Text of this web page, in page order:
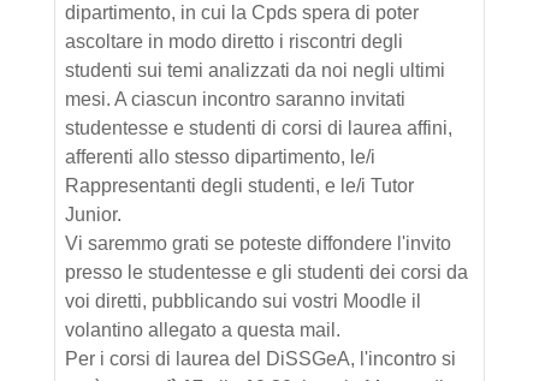
dipartimento, in cui la Cpds spera di poter
ascoltare in modo diretto i riscontri degli
studenti sui temi analizzati da noi negli ultimi
mesi. A ciascun incontro saranno invitati
studentesse e studenti di corsi di laurea affini,
afferenti allo stesso dipartimento, le/i
Rappresentanti degli studenti, e le/i Tutor
Junior.
Vi saremmo grati se poteste diffondere l'invito
presso le studentesse e gli studenti dei corsi da
voi diretti, pubblicando sui vostri Moodle il
volantino allegato a questa mail.
Per i corsi di laurea del DiSSGeA, l'incontro si